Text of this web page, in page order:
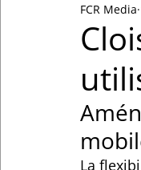
FCR Media
La